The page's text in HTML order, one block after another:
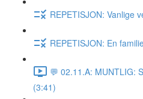
REPETISJON: Vanlige
REPETISJON: En
💬 02.11.A: MUNTLIG:
(3:41)